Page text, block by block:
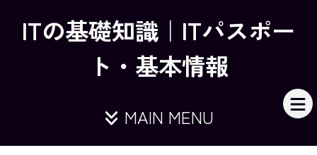
ITの基礎知識｜ITパスポー
ト・基本情報
MAIN MENU